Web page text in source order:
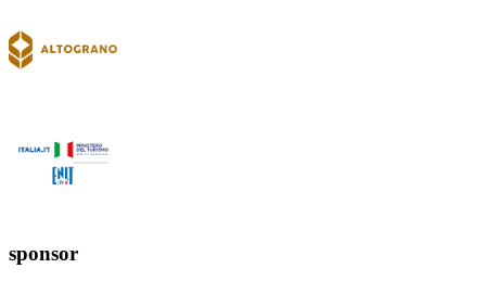
sponsor